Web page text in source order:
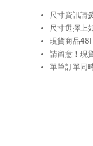
尺寸資訊請
尺寸選擇上
現貨商品
請留意！現
單筆訂單同